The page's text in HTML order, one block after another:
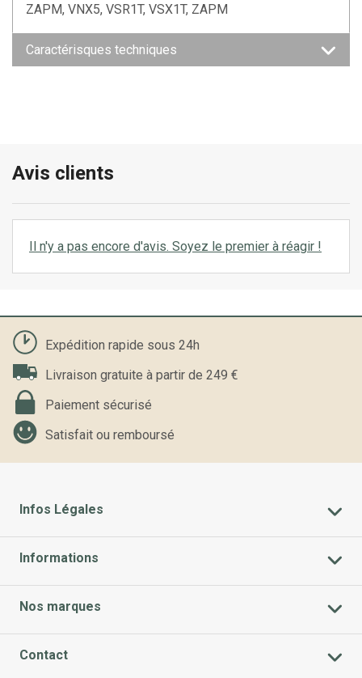
ZAPM, VNX5, VSR1T, VSX1T, ZAPM
Caractérisques techniques
Avis clients
Il n'y a pas encore d'avis. Soyez le premier à réagir !
Expédition rapide sous 24h
Livraison gratuite à partir de 249 €
Paiement sécurisé
Satisfait ou remboursé
Infos Légales
Informations
Nos marques
Contact